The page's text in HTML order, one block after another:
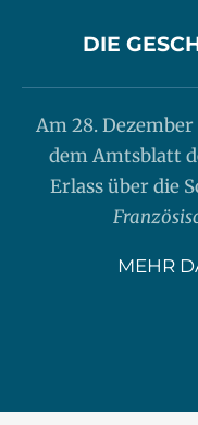
DIE
Am 28.
dem Amtsblatt
Erlass über die
MEHR